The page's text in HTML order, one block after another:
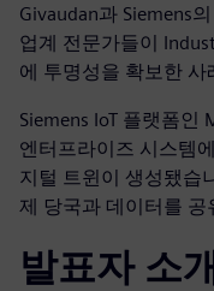
Givaudan과 Siemens
업계 전문가들이
에 투명성을 확보한
Siemens IoT 플랫폼인
엔터프라이즈 시스템
지털 트윈이 생성됐습
제 당국과 데이터를 공
발표자 소